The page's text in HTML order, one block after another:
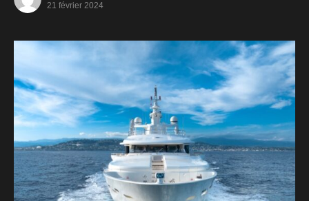
21 février 2024